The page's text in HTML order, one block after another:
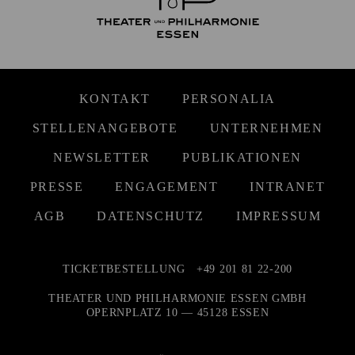
KONTAKT PERSONALIA
STELLENANGEBOTE UNTERNEHMEN
NEWSLETTER PUBLIKATIONEN
PRESSE ENGAGEMENT INTRANET
AGB DATENSCHUTZ IMPRESSUM
TICKETBESTELLUNG +49 201 81 22-200
THEATER UND PHILHARMONIE ESSEN GMBH
OPERNPLATZ 10 — 45128 ESSEN